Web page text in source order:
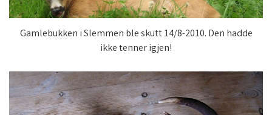
Gamlebukken i Slemmen ble skutt 14/8-2010. Den hadde
ikke tenner igjen!